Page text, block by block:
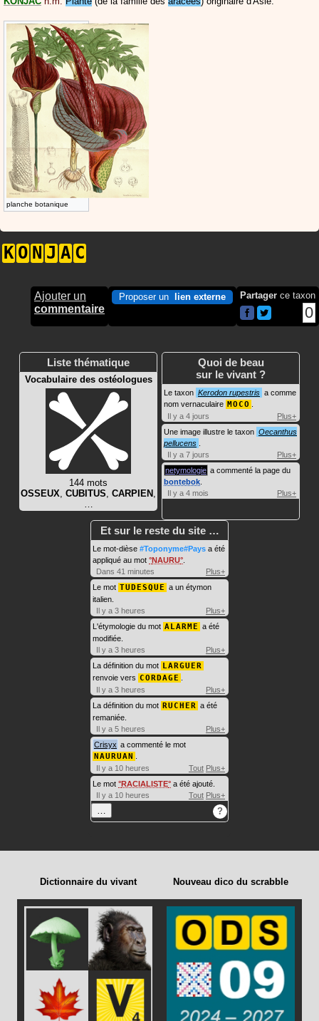
planche botanique
K O N J A C
Ajouter un
commentaire
Proposer un lien externe Partager ce taxon
0
Liste thématique
Vocabulaire des ostéologues
144 mots
OSSEUX, CUBITUS, CARPIEN ,
…
Quoi de beau
sur le vivant ?
Le taxon Kerodon rupestris a comme
nom vernaculaire MOCO
Il y a 4 jours
Plus+
Une image illustre le taxon Oecanthus
pellucens
Il y a 7 jours
Plus+
netymologie a commenté la page du
bontebok
Il y a 4 mois
Plus+
Et sur le reste du site …
Le mot-dièse #Toponyme#Pays a été
appliqué au mot NAURU
Dans 41 minutes
Plus+
Le mot TUDESQUE a un étymon
italien.
Il y a 3 heures
Plus+
L'étymologie du mot ALARME a été
modifiée.
Il y a 3 heures
Plus+
La définition du mot LARGUER
renvoie vers CORDAGE
Il y a 3 heures
Plus+
La définition du mot RUCHER a été
remaniée.
Il y a 5 heures
Plus+
Crisyx a commenté le mot
NAURUAN
Il y a 10 heures
Tout Plus+
Le mot RACIALISTE a été ajouté.
Il y a 10 heures
Tout Plus+
… ?
Dictionnaire du vivant Nouveau dico du scrabble